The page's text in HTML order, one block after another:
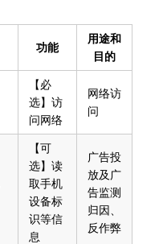
功能
用途和
目的
【必
选】访
问网络
网络访
问
【可
选】读
取手机
设备标
识等信
息
广告投
放及广
告监测
归因、
反作弊